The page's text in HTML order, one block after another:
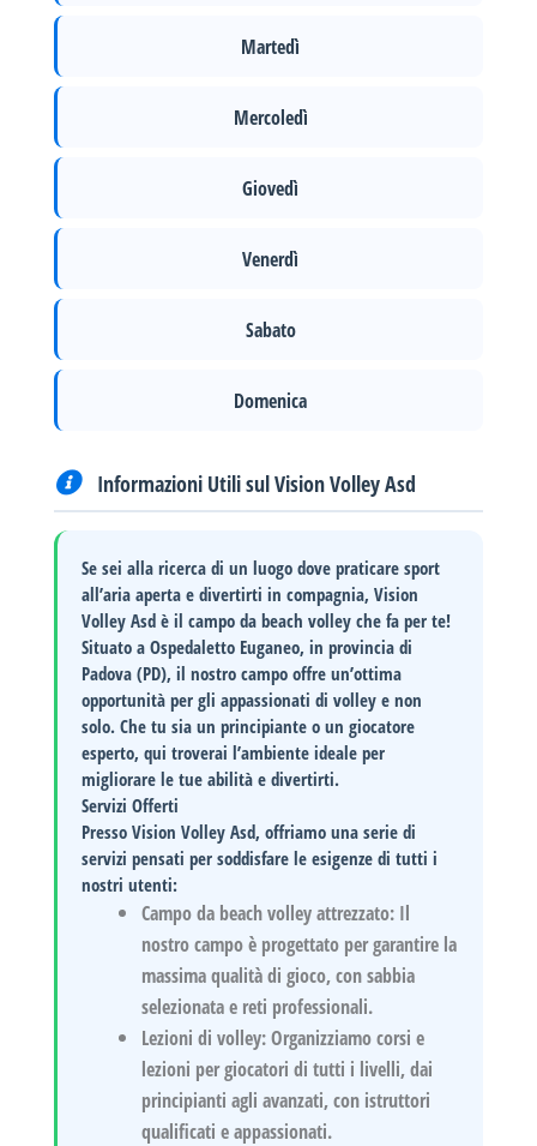
Martedì
Mercoledì
Giovedì
Venerdì
Sabato
Domenica
Informazioni Utili sul Vision Volley Asd
Se sei alla ricerca di un luogo dove praticare sport
all’aria aperta e divertirti in compagnia,Vision
Volley Asd è il campo da beach volley che fa per te!
Situato aOspedaletto Euganeo, in provincia di
Padova (PD), il nostro campo offre un’ottima
opportunità per gli appassionati di volley e non
solo. Che tu sia un principiante o un giocatore
esperto, qui troverai l’ambiente ideale per
migliorare le tue abilità e divertirti.
Servizi Offerti
PressoVision Volley Asd, offriamo una serie di
servizi pensati per soddisfare le esigenze di tutti i
nostri utenti:
Campo da beach volley attrezzato:Il
nostro campo è progettato per garantire la
massima qualità di gioco, con sabbia
selezionata e reti professionali.
Lezioni di volley:Organizziamo corsi e
lezioni per giocatori di tutti i livelli, dai
principianti agli avanzati, con istruttori
qualificati e appassionati.